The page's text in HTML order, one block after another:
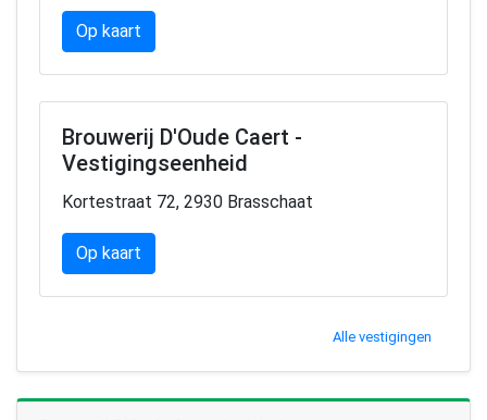
Op kaart
Brouwerij D'Oude Caert -
Vestigingseenheid
Kortestraat 72, 2930 Brasschaat
Op kaart
Alle vestigingen